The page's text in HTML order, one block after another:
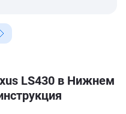
LS430 в Нижнем